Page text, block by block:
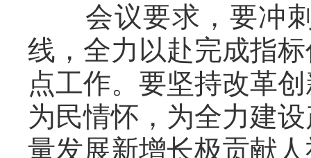
会议要求，要冲刺
线，全力以赴完成指
点工作。要坚持改革
为民情怀，为全力建
量发展新增长极贡献